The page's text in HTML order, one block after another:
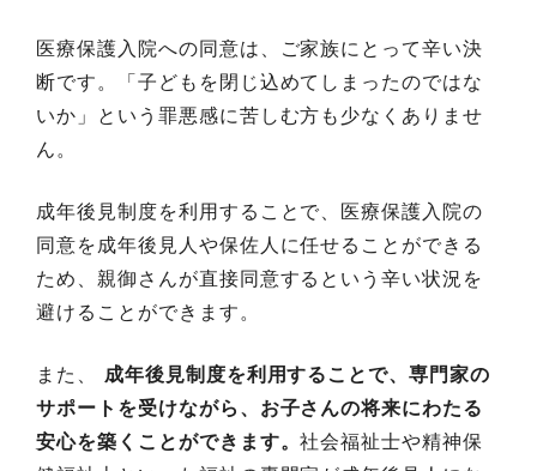
医療保護入院への同意は、ご家族にとって辛い決
断です。「子どもを閉じ込めてしまったのではな
いか」という罪悪感に苦しむ方も少なくありませ
ん。
成年後見制度を利用することで、医療保護入院の
同意を成年後見人や保佐人に任せることができる
ため、親御さんが直接同意するという辛い状況を
避けることができます。
また、 成年後見制度を利用することで、専門家の
サポートを受けながら、お子さんの将来にわたる
安心を築くことができます。社会福祉士や精神保